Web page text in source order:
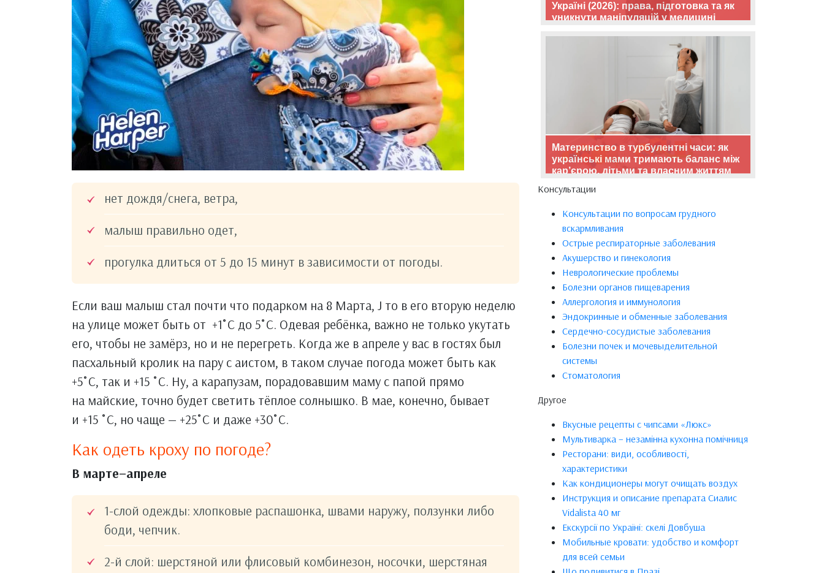
нет дождя/снега, ветра,
малыш правильно одет,
прогулка длиться от 5 до 15 минут в зависимости от погоды.
Если ваш малыш стал почти что подарком на 8 Марта, J то в его вторую неделю
на улице может быть от +1˚С до 5˚С. Одевая ребёнка, важно не только укутать
его, чтобы не замёрз, но и не перегреть. Когда же в апреле у вас в гостях был
пасхальный кролик на пару с аистом, в таком случае погода может быть как
+5˚С, так и +15 ˚С. Ну, а карапузам, порадовавшим маму с папой прямо
на майские, точно будет светить тёплое солнышко. В мае, конечно, бывает
и +15 ˚С, но чаще — +25˚С и даже +30˚С.
Как одеть кроху по погоде?
В марте–апреле
1-слой одежды: хлопковые распашонка, швами наружу, ползунки либо
боди, чепчик.
2-й слой: шерстяной или флисовый комбинезон, носочки, шерстяная
Україні (2026): права, підготовка та як
уникнути маніпуляцій у медицині
Материнство в турбулентні часи: як
українські мами тримають баланс між
кар’єрою, дітьми та власним життям
Консультации
Консультации по вопросам грудного
вскармливания
Острые респираторные заболевания
Акушерство и гинекология
Неврологические проблемы
Болезни органов пищеварения
Аллергология и иммунология
Эндокринные и обменные заболевания
Сердечно-сосудистые заболевания
Болезни почек и мочевыделительной
системы
Стоматология
Другое
Вкусные рецепты с чипсами «Люкс»
Мультиварка – незамінна кухонна помічниця
Ресторани: види, особливості,
характеристики
Как кондиционеры могут очищать воздух
Инструкция и описание препарата Сиалис
Vidalista 40 мг
Екскурсії по Україні: скелі Довбуша
Мобильные кровати: удобство и комфорт
для всей семьи